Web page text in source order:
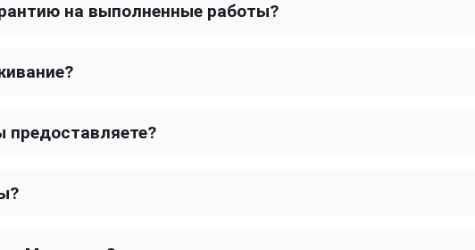
на выполненные работы?
предоставляете?